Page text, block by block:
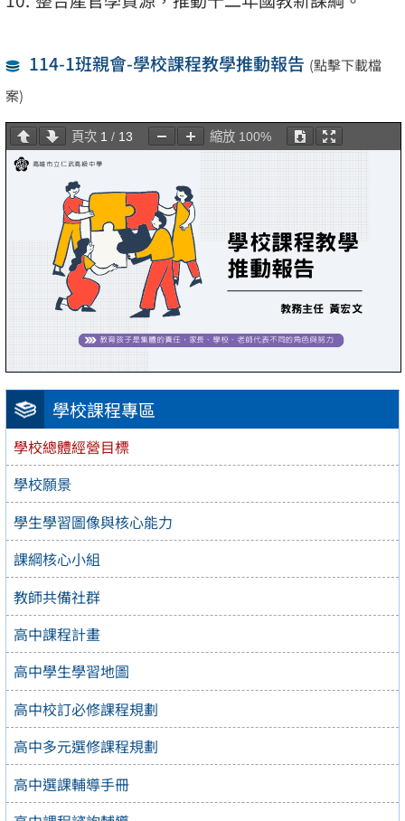
學校課程專區
學校總體經營目標
學校願景
學生學習圖像與核心能力
課綱核心小組
教師共備社群
高中課程計畫
高中學生學習地圖
高中校訂必修課程規劃
高中多元選修課程規劃
高中選課輔導手冊
114-1班親會-學校課程教學推動報告 (點擊下載檔
案)
頁次 1 / 13 縮放 100%